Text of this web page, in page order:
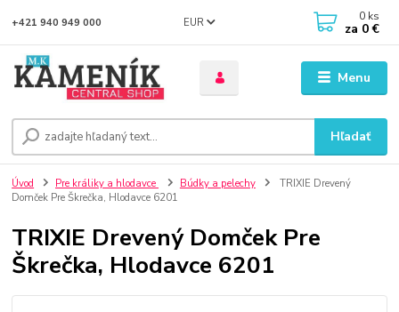
Menu
EUR
Hľadať
+421 940 949 000 0 ks
za 0 €
Úvod Pre králiky a hlodavce Búdky a pelechy
TRIXIE Drevený
Domček Pre Škrečka, Hlodavce 6201
TRIXIE Drevený Domček Pre
Škrečka, Hlodavce 6201